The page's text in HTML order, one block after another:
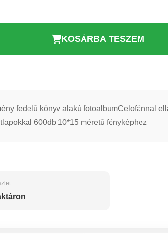
KOSÁRBA TESZEM
fedelû könyv alakú fotoalbumCelofánnal
600db 10*15 méretû fényképhez